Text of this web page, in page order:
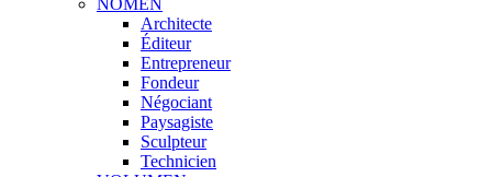
Architecte
Éditeur
Entrepreneur
Fondeur
Négociant
Paysagiste
Sculpteur
Technicien